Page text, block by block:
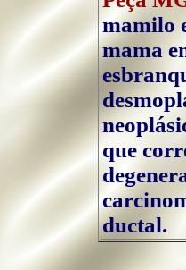
mamilo
mama
que
ductal.